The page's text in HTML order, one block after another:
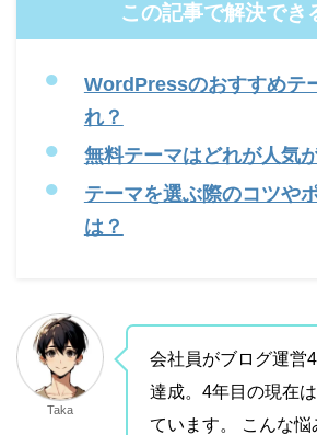
この記事で解決でき
WordPressのおすすめテ
れ？
無料テーマはどれが人気
テーマを選ぶ際のコツや
は？
Taka
会社員がブログ運営
達成。4年目の現在
ています。 こんな悩